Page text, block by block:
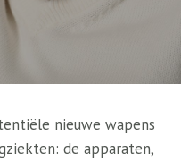
nieuwe wapens
de apparaten,